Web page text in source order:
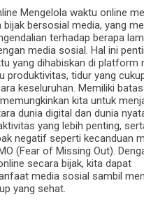
Mengelola waktu online
bersosial media, yang
terhadap berapa
media sosial. Hal ini
yang dihabiskan di platform
produktivitas, tidur yang
keseluruhan. Memiliki
kita untuk
dunia digital dan dunia
yang lebih penting,
negatif seperti kecanduan
(Fear of Missing Out).
secara bijak, kita dapat
media sosial sambil
yang sehat.